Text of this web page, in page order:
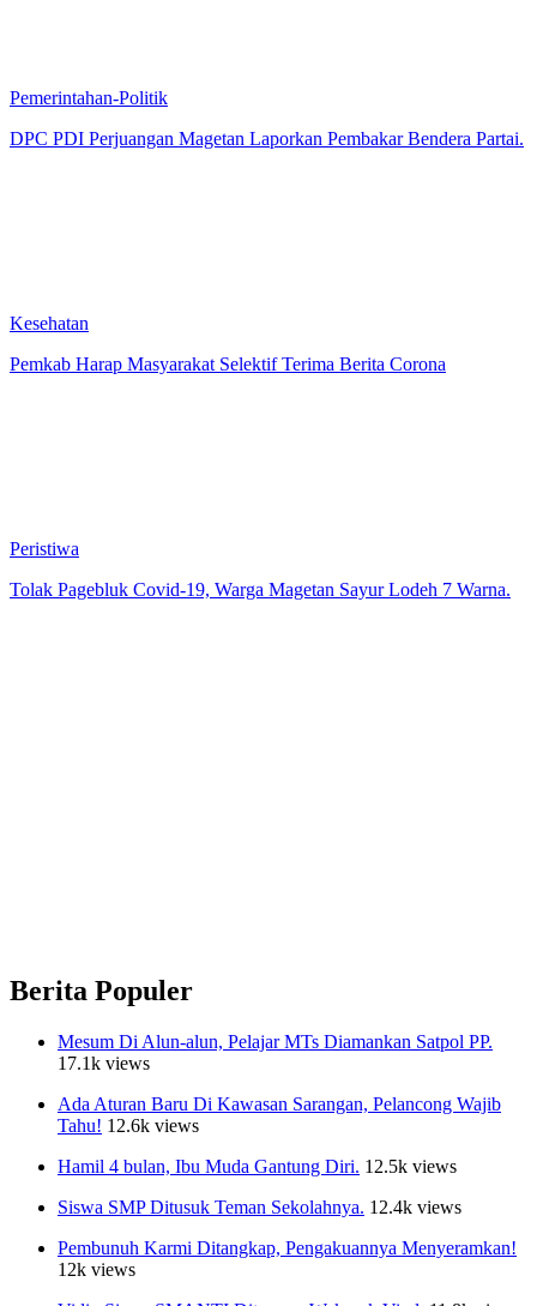
Pemerintahan-Politik
DPC PDI Perjuangan Magetan Laporkan Pembakar Bendera Partai.
Kesehatan
Pemkab Harap Masyarakat Selektif Terima Berita Corona
Peristiwa
Tolak Pagebluk Covid-19, Warga Magetan Sayur Lodeh 7 Warna.
Berita Populer
Mesum Di Alun-alun, Pelajar MTs Diamankan Satpol PP.
17.1k views
Ada Aturan Baru Di Kawasan Sarangan, Pelancong Wajib
Tahu! 12.6k views
Hamil 4 bulan, Ibu Muda Gantung Diri. 12.5k views
Siswa SMP Ditusuk Teman Sekolahnya. 12.4k views
Pembunuh Karmi Ditangkap, Pengakuannya Menyeramkan!
12k views